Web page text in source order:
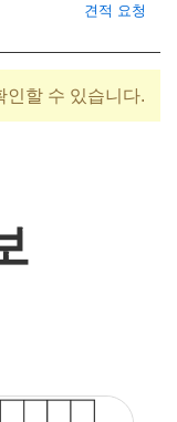
견적 요청
인할 수 있습니다.